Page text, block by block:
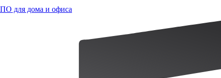
ПО для дома и офиса